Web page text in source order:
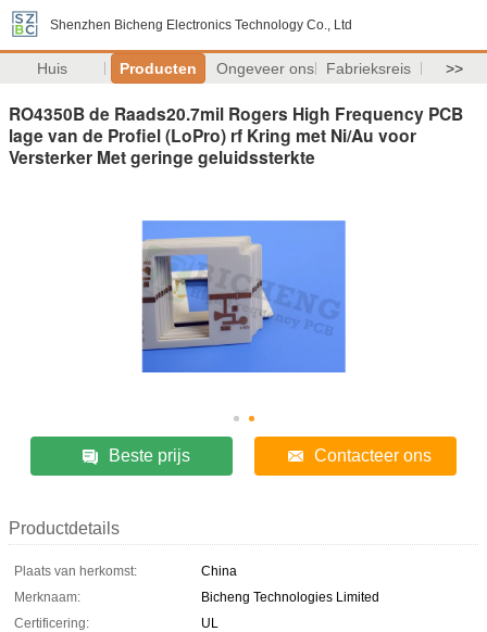
Shenzhen Bicheng Electronics Technology Co., Ltd
Huis Producten Ongeveer ons Fabrieksreis >>
RO4350B de Raads20.7mil Rogers High Frequency PCB
lage van de Profiel (LoPro) rf Kring met Ni/Au voor
Versterker Met geringe geluidssterkte
Beste prijs Contacteer ons
Productdetails
Plaats van herkomst:
China
Merknaam:
Bicheng Technologies Limited
Certificering:
UL